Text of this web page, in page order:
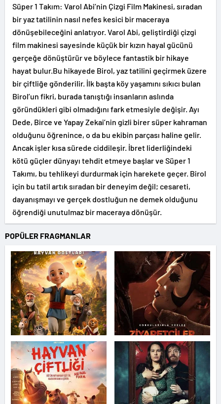
Süper 1 Takım: Varol Abi’nin Çizgi Film Makinesi, sıradan
bir yaz tatilinin nasıl nefes kesici bir maceraya
dönüşebileceğini anlatıyor. Varol Abi, geliştirdiği çizgi
film makinesi sayesinde küçük bir kızın hayal gücünü
gerçeğe dönüştürür ve böylece fantastik bir hikaye
hayat bulur.Bu hikayede Birol, yaz tatilini geçirmek üzere
bir çiftliğe gönderilir. İlk başta köy yaşamını sıkıcı bulan
Birol’un fikri, burada tanıştığı insanların aslında
göründükleri gibi olmadığını fark etmesiyle değişir. Ayı
Dede, Birce ve Yapay Zekai’nin gizli birer süper kahraman
olduğunu öğrenince, o da bu ekibin parçası haline gelir.
Ancak işler kısa sürede ciddileşir. İbret liderliğindeki
kötü güçler dünyayı tehdit etmeye başlar ve Süper 1
Takımı, bu tehlikeyi durdurmak için harekete geçer. Birol
için bu tatil artık sıradan bir deneyim değil; cesareti,
dayanışmayı ve gerçek dostluğun ne demek olduğunu
öğrendiği unutulmaz bir maceraya dönüşür.
POPÜLER FRAGMANLAR